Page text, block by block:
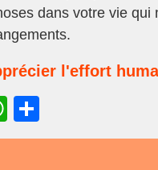
dans votre vie qui
l'effort
W
h
ar